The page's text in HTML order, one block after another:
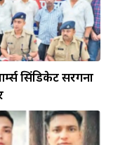
सिंडिकेट सरगना